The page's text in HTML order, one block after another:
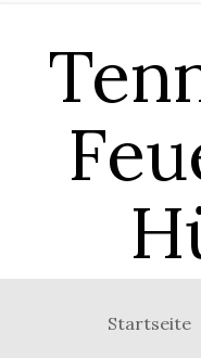
Startseite